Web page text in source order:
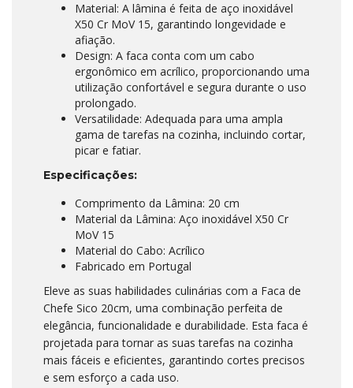
Material: A lâmina é feita de aço inoxidável
X50 Cr MoV 15, garantindo longevidade e
afiação.
Design: A faca conta com um cabo
ergonômico em acrílico, proporcionando uma
utilização confortável e segura durante o uso
prolongado.
Versatilidade: Adequada para uma ampla
gama de tarefas na cozinha, incluindo cortar,
picar e fatiar.
Especificações:
Comprimento da Lâmina: 20 cm
Material da Lâmina: Aço inoxidável X50 Cr
MoV 15
Material do Cabo: Acrílico
Fabricado em Portugal
Eleve as suas habilidades culinárias com a Faca de
Chefe Sico 20cm, uma combinação perfeita de
elegância, funcionalidade e durabilidade. Esta faca é
projetada para tornar as suas tarefas na cozinha
mais fáceis e eficientes, garantindo cortes precisos
e sem esforço a cada uso.